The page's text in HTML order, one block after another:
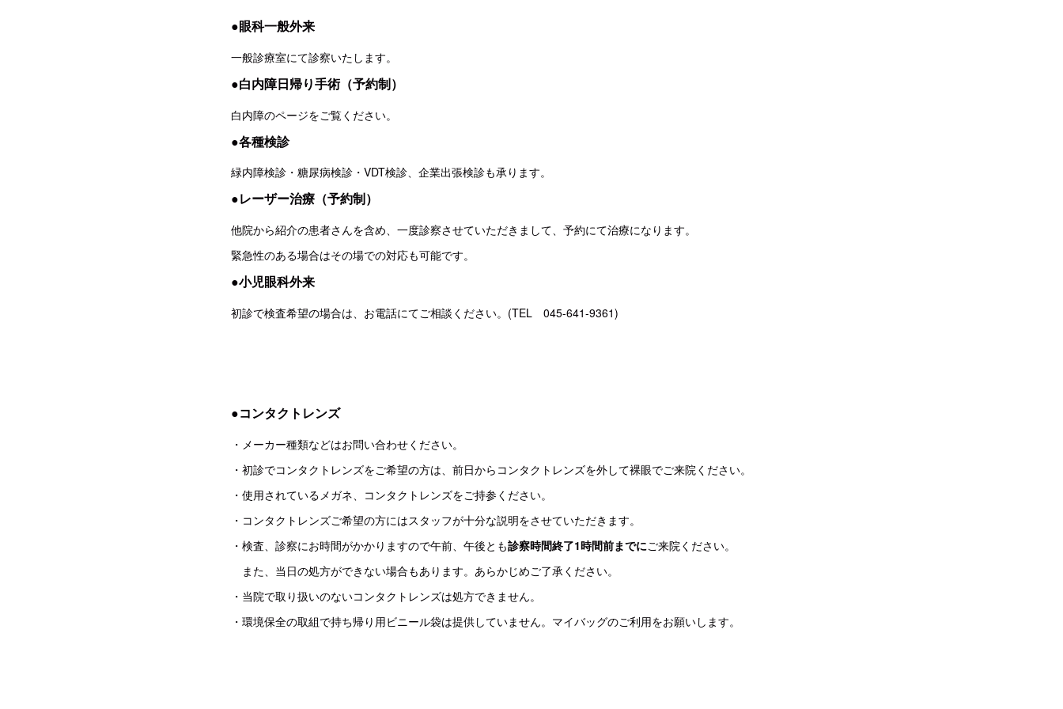
●眼科一般外来
一般診療室にて診察いたします。
●白内障日帰り手術（予約制）
白内障のページをご覧ください。
●各種検診
緑内障検診・糖尿病検診・VDT検診、企業出張検診も承ります。
●レーザー治療（予約制）
他院から紹介の患者さんを含め、一度診察させていただきまして、予約にて治療になります。
緊急性のある場合はその場での対応も可能です。
●小児眼科外来
初診で検査希望の場合は、お電話にてご相談ください。(TEL 045-641-9361)
●コンタクトレンズ
・メーカー種類などはお問い合わせください。
・初診でコンタクトレンズをご希望の方は、前日からコンタクトレンズを外して裸眼でご来院ください。
・使用されているメガネ、コンタクトレンズをご持参ください。
・コンタクトレンズご希望の方にはスタッフが十分な説明をさせていただきます。
・検査、診察にお時間がかかりますので午前、午後とも診察時間終了1時間前までにご来院ください。
また、当日の処方ができない場合もあります。あらかじめご了承ください。
・当院で取り扱いのないコンタクトレンズは処方できません。
・環境保全の取組で持ち帰り用ビニール袋は提供していません。マイバッグのご利用をお願いします。